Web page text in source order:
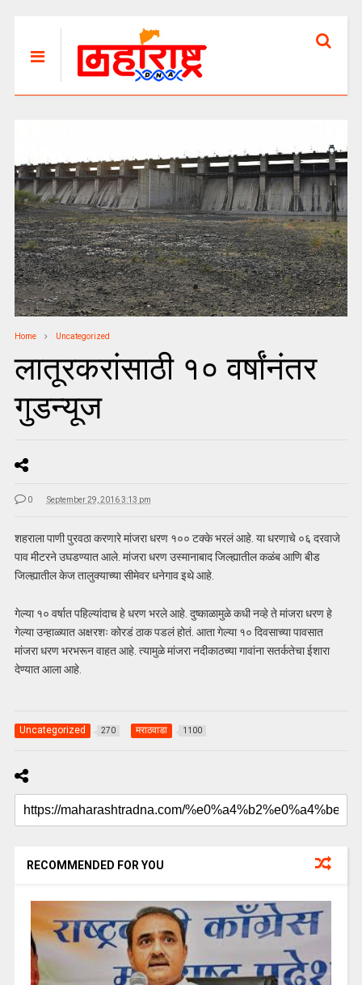
Home Uncategorized
लातूरकरांसाठी १० वर्षांनंतर
गुडन्यूज
0 September 29, 2016 3:13 pm
शहराला पाणी पुरवठा करणारे मांजरा धरण १०० टक्के भरलं आहे. या धरणाचे ०६ दरवाजे
पाव मीटरने उघडण्यात आले. मांजरा धरण उस्मानाबाद जिल्ह्यातील कळंब आणि बीड
जिल्ह्यातील केज तालुक्याच्या सीमेवर धनेगाव इथे आहे.
गेल्या १० वर्षात पहिल्यांदाच हे धरण भरले आहे. दुष्काळामुळे कधी नव्हे ते मांजरा धरण हे
गेल्या उन्हाळ्यात अक्षरशः कोरडं ठाक पडलं होतं. आता गेल्या १० दिवसाच्या पावसात
मांजरा धरण भरभरून वाहत आहे. त्यामुळे मांजरा नदीकाठच्या गावांना सतर्कतेचा ईशारा
देण्यात आला आहे.
Uncategorized 270 मराठवाडा 1100
RECOMMENDED FOR YOU